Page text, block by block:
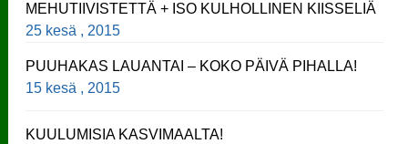
MEHUTIIVISTETTÄ + ISO KULHOLLINEN KIISSELIÄ
25 kesä , 2015
PUUHAKAS LAUANTAI – KOKO PÄIVÄ PIHALLA!
15 kesä , 2015
KUULUMISIA KASVIMAALTA!